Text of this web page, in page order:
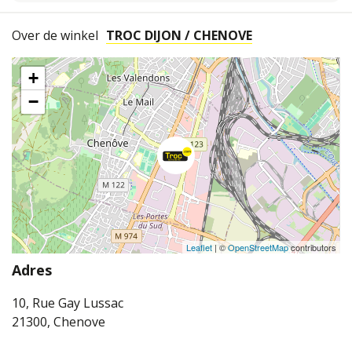
Over de winkel TROC DIJON / CHENOVE
+
−
Leaflet | ©OpenStreetMapcontributors
Adres
10, Rue Gay Lussac
21300, Chenove